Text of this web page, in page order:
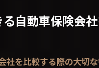
自動車保険会
社を比較する際の大切